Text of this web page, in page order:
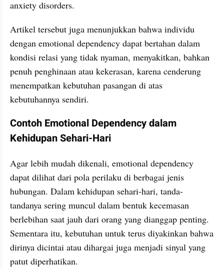
anxiety disorders.
Artikel tersebut juga menunjukkan bahwa individu
dengan emotional dependency dapat bertahan dalam
kondisi relasi yang tidak nyaman, menyakitkan, bahkan
penuh penghinaan atau kekerasan, karena cenderung
menempatkan kebutuhan pasangan di atas
kebutuhannya sendiri.
Contoh Emotional Dependency dalam
Kehidupan Sehari-Hari
Agar lebih mudah dikenali, emotional dependency
dapat dilihat dari pola perilaku di berbagai jenis
hubungan. Dalam kehidupan sehari-hari, tanda-
tandanya sering muncul dalam bentuk kecemasan
berlebihan saat jauh dari orang yang dianggap penting.
Sementara itu, kebutuhan untuk terus diyakinkan bahwa
dirinya dicintai atau dihargai juga menjadi sinyal yang
patut diperhatikan.